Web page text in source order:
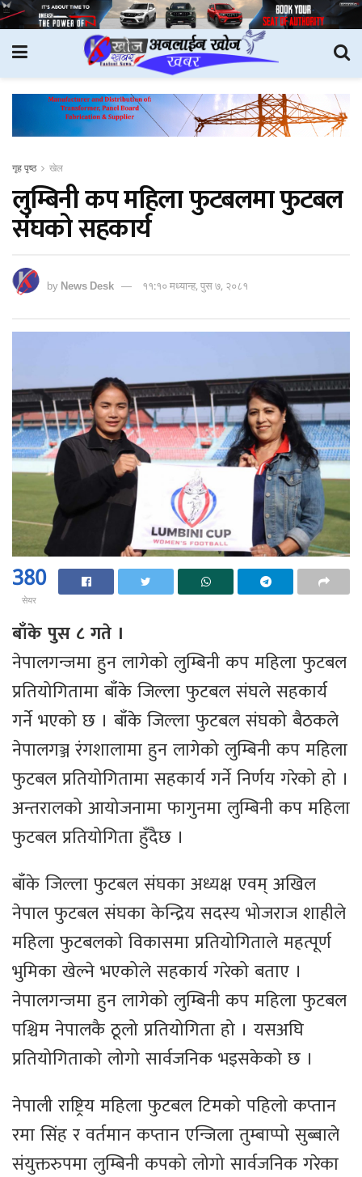
गृह पृष्ठ खेल
लुम्बिनी कप महिला फुटबलमा फुटबल
संघको सहकार्य
byNews Desk ११:१० मध्यान्ह, पुस ७, २०८१
380
सेयर
बाँके पुस ८ गते ।
नेपालगन्जमा हुन लागेको लुम्बिनी कप महिला फुटबल
प्रतियोगितामा बाँके जिल्ला फुटबल संघले सहकार्य
गर्ने भएको छ । बाँके जिल्ला फुटबल संघको बैठकले
नेपालगञ्ज रंगशालामा हुन लागेको लुम्बिनी कप महिला
फुटबल प्रतियोगितामा सहकार्य गर्ने निर्णय गरेको हो ।
अन्तरालको आयोजनामा फागुनमा लुम्बिनी कप महिला
फुटबल प्रतियोगिता हुँदैछ ।
बाँके जिल्ला फुटबल संघका अध्यक्ष एवम् अखिल
नेपाल फुटबल संघका केन्द्रिय सदस्य भोजराज शाहीले
महिला फुटबलको विकासमा प्रतियोगिताले महत्पूर्ण
भुमिका खेल्ने भएकोले सहकार्य गरेको बताए ।
नेपालगन्जमा हुन लागेको लुम्बिनी कप महिला फुटबल
पश्चिम नेपालकै ठूलो प्रतियोगिता हो । यसअघि
प्रतियोगिताको लोगो सार्वजनिक भइसकेको छ ।
नेपाली राष्ट्रिय महिला फुटबल टिमको पहिलो कप्तान
रमा सिंह र वर्तमान कप्तान एन्जिला तुम्बाप्पो सुब्बाले
संयुक्तरुपमा लुम्बिनी कपको लोगो सार्वजनिक गरेका